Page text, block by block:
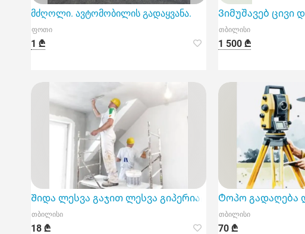
მძღოლი. ავტომობილის გადაყვანა.
ფოთი
1 ₾
Ვიმუშავებ ცივი
თბილისი
1 500 ₾
Შიდა ლესვა გაჯით ლესვა გიპერიატ ლესვა
თბილისი
18 ₾
Ტოპო გადაღება
თბილისი
70 ₾